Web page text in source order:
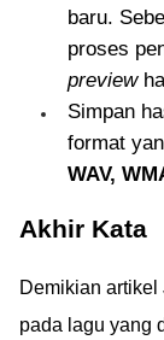
baru.
proses
preview
Simpan
format
WAV,
Akhir Kata
Demikian artikel
pada lagu yang